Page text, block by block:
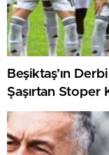
Beşiktaş’ın
Şaşırtan Stoper